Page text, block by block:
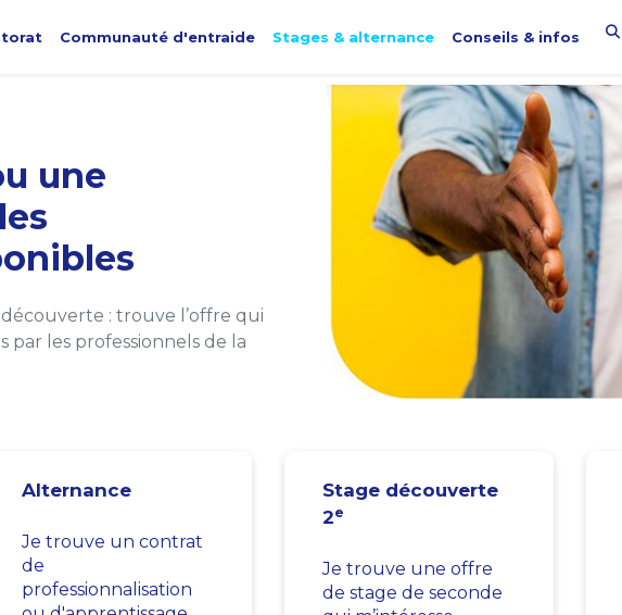
Communauté d'entraide Stages & alternance Conseils & infos
une
: trouve l’offre qui
par les professionnels de la
Alternance
Je trouve un contrat
de
professionnalisation
Stage découverte
2e
Je trouve une offre
de stage de seconde